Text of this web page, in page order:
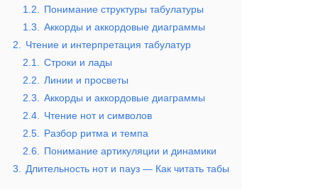
1.2.
Понимание структуры табулатуры
1.3.
Аккорды и аккордовые диаграммы
2.
Чтение и интерпретация табулатур
2.1.
Строки и лады
2.2.
Линии и просветы
2.3.
Аккорды и аккордовые диаграммы
2.4.
Чтение нот и символов
2.5.
Разбор ритма и темпа
2.6.
Понимание артикуляции и динамики
3.
Длительность нот и пауз — Как читать табы